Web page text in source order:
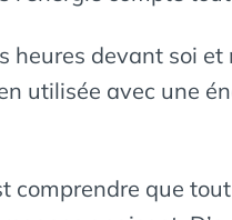
heures devant soi
utilisée avec une
comprendre que